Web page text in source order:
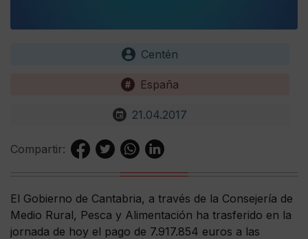
Centén
España
21.04.2017
Compartir:
El Gobierno de Cantabria, a través de la Consejería de
Medio Rural, Pesca y Alimentación ha trasferido en la
jornada de hoy el pago de 7.917.854 euros a las